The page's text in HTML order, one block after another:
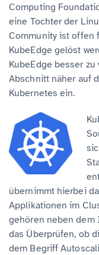
Computing
eine Tochter der
Community ist offen
KubeEdge gelöst
KubeEdge besser
Abschnitt näher auf
Kubernetes ein.
übernimmt hierbei
Applikationen im
gehören neben dem
das Überprüfen, ob
dem Begriff